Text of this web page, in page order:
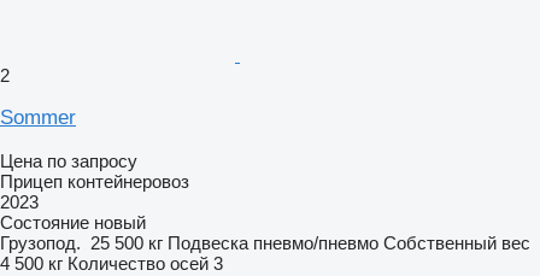
2
Sommer
Цена по запросу
Прицеп контейнеровоз
2023
Состояние новый
Грузопод. 25 500 кг Подвеска пневмо/пневмо Собственный вес
4 500 кг Количество осей 3